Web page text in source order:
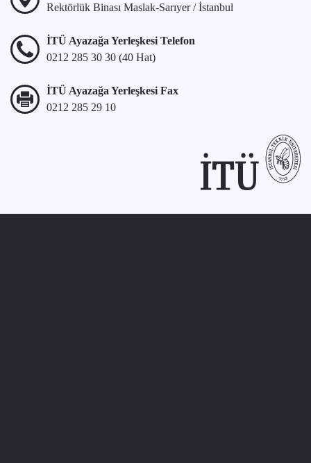
Rektörlük Binası Maslak-Sarıyer / İstanbul
İTÜ Ayazağa Yerleşkesi Telefon
0212 285 30 30 (40 Hat)
İTÜ Ayazağa Yerleşkesi Fax
0212 285 29 10